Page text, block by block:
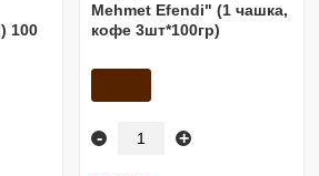
100
Mehmet Efendi" (1 чашка,
кофе 3шт*100гр)
- +